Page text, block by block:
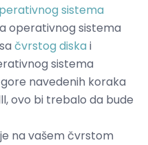
sistema
operativnog sistema
čvrstog diskai
sistema
navedenih koraka
ovo bi trebalo da bude
na vašem čvrstom